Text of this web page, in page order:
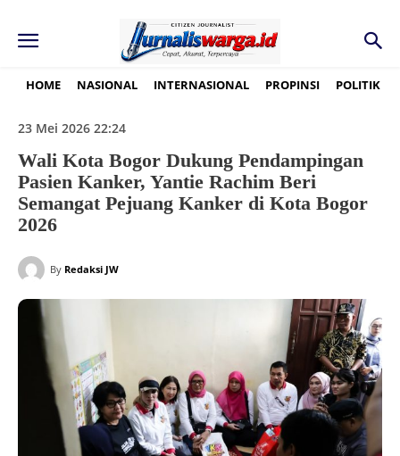
HOME NASIONAL INTERNASIONAL PROPINSI POLITIK
23 Mei 2026 22:24
Wali Kota Bogor Dukung Pendampingan
Pasien Kanker, Yantie Rachim Beri
Semangat Pejuang Kanker di Kota Bogor
2026
By Redaksi JW